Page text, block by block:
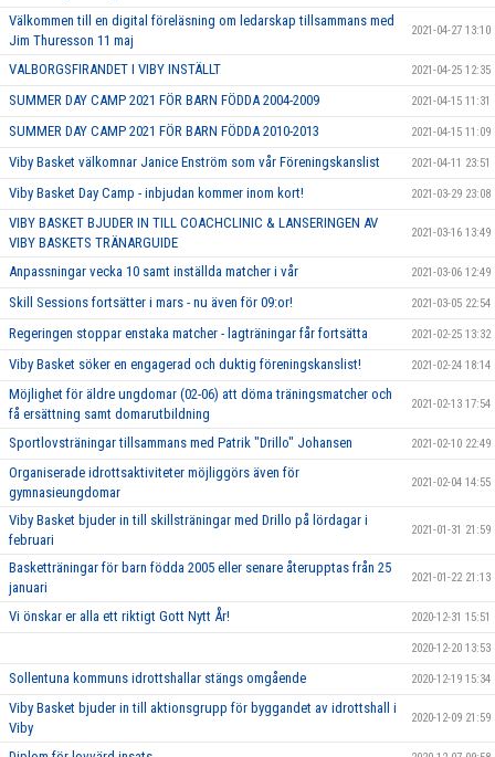
Välkommen till en digital föreläsning om ledarskap tillsammans med
Jim Thuresson 11 maj
2021-04-27 13:10
VALBORGSFIRANDET I VIBY INSTÄLLT 2021-04-25 12:35
SUMMER DAY CAMP 2021 FÖR BARN FÖDDA 2004-2009 2021-04-15 11:31
SUMMER DAY CAMP 2021 FÖR BARN FÖDDA 2010-2013 2021-04-15 11:09
Viby Basket välkomnar Janice Enström som vår Föreningskanslist 2021-04-11 23:51
Viby Basket Day Camp - inbjudan kommer inom kort! 2021-03-29 23:08
VIBY BASKET BJUDER IN TILL COACHCLINIC & LANSERINGEN AV
VIBY BASKETS TRÄNARGUIDE
2021-03-16 13:49
Anpassningar vecka 10 samt inställda matcher i vår 2021-03-06 12:49
Skill Sessions fortsätter i mars - nu även för 09:or! 2021-03-05 22:54
Regeringen stoppar enstaka matcher - lagträningar får fortsätta 2021-02-25 13:32
Viby Basket söker en engagerad och duktig föreningskanslist! 2021-02-24 18:14
Möjlighet för äldre ungdomar (02-06) att döma träningsmatcher och
få ersättning samt domarutbildning
2021-02-13 17:54
Sportlovsträningar tillsammans med Patrik "Drillo" Johansen 2021-02-10 22:49
Organiserade idrottsaktiviteter möjliggörs även för
gymnasieungdomar
2021-02-04 14:55
Viby Basket bjuder in till skillsträningar med Drillo på lördagar i
februari
2021-01-31 21:59
Basketträningar för barn födda 2005 eller senare återupptas från 25
januari
2021-01-22 21:13
Vi önskar er alla ett riktigt Gott Nytt År! 2020-12-31 15:51
2020-12-20 13:53
Sollentuna kommuns idrottshallar stängs omgående 2020-12-19 15:34
Viby Basket bjuder in till aktionsgrupp för byggandet av idrottshall i
Viby
2020-12-09 21:59